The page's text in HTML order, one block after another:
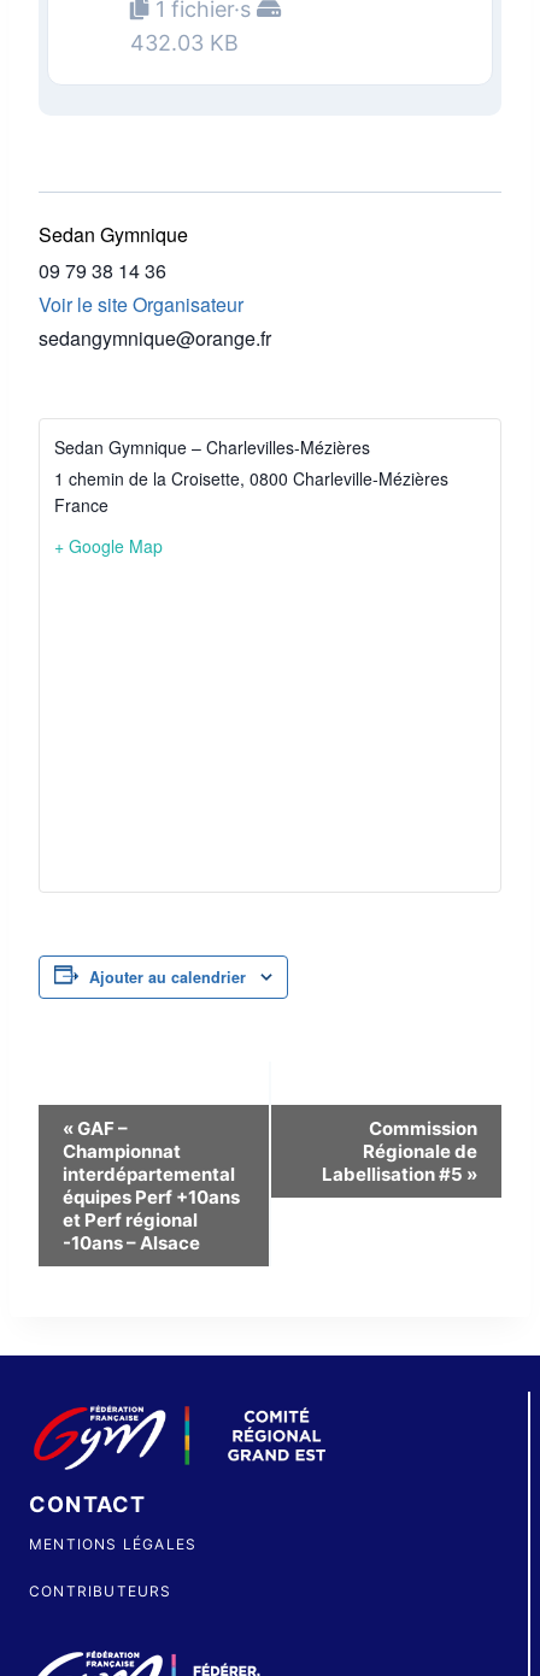
1 fichier·s
432.03 KB
Sedan Gymnique
09 79 38 14 36
Voir le site Organisateur
sedangymnique@orange.fr
Sedan Gymnique – Charlevilles-Mézières
1 chemin de la Croisette, 0800 Charleville-Mézières
France
+ Google Map
Ajouter au calendrier
Navigation
Évènement
«GAF –
Championnat
interdépartemental
équipes Perf +10ans
et Perf régional
-10ans – Alsace
Commission
Régionale de
Labellisation #5 »
CONTACT
MENTIONS LÉGALES
CONTRIBUTEURS